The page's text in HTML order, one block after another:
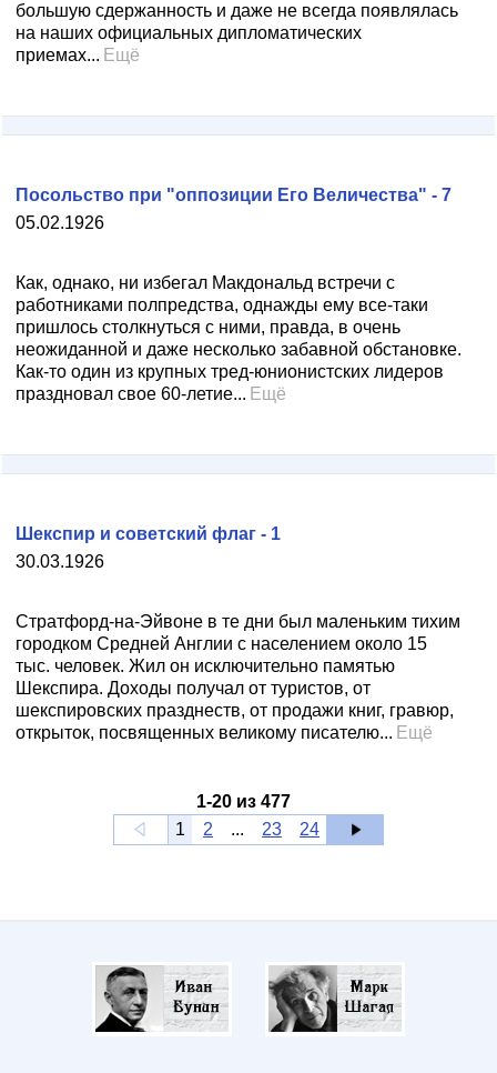
большую сдержанность и даже не всегда появлялась
на наших официальных дипломатических
приемах... Ещё
05.02.1926
Посольство при "оппозиции Его Величества" - 7
Как, однако, ни избегал Макдональд встречи с
работниками полпредства, однажды ему все-таки
пришлось столкнуться с ними, правда, в очень
неожиданной и даже несколько забавной обстановке.
Как-то один из крупных тред-юнионистских лидеров
праздновал свое 60-летие... Ещё
30.03.1926
Шекспир и советский флаг - 1
Стратфорд-на-Эйвоне в те дни был маленьким тихим
городком Средней Англии с населением около 15
тыс. человек. Жил он исключительно памятью
Шекспира. Доходы получал от туристов, от
шекспировских празднеств, от продажи книг, гравюр,
открыток, посвященных великому писателю... Ещё
1-20из 477
1
2 ... 23 24